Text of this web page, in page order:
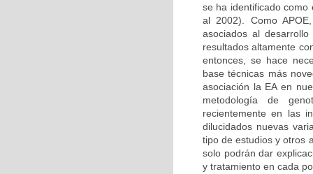
se ha identificado como
al 2002). Como
asociados al
resultados altamente
entonces, se hace
base técnicas más
asociación la EA en
metodología de
recientemente en las
dilucidados nuevas
tipo de estudios y otros
solo podrán dar
y tratamiento en cada